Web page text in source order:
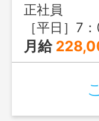
正社員
［平日］7：00～
月給 228,000円～